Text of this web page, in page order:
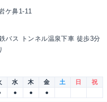
ケ鼻1-11
バス トンネル温泉下車 徒歩3分
水 木 金 土 日
祝
● ● ●